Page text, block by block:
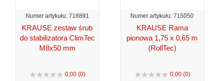
Numer artykułu: 718891
KRAUSE zestaw śrub
do stabilizatora ClimTec
M8x50 mm
0,00 (0)
Numer artykułu: 715050
KRAUSE Rama
pionowa 1,75 x 0,65 m
(RollTec)
0,00 (0)